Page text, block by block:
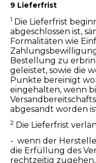
9 Lieferfrist
1 Die Lieferfrist
abgeschlossen ist,
Formalitäten wie
Bestellung zu
geleistet, sowie die
Punkte bereinigt
eingehalten, wenn
abgesandt worden
2 Die Lieferfrist
- wenn der
die Erfüllung des
rechtzeitig